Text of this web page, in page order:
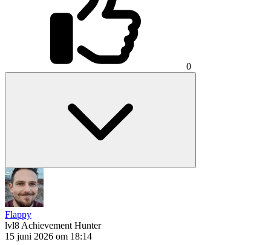
0
Flappy
lvl8 Achievement Hunter
15 juni 2026 om 18:14